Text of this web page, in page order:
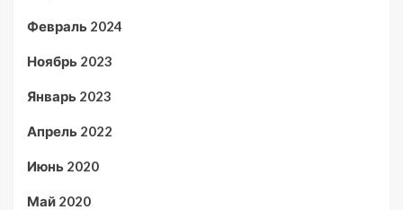
Февраль 2024
Ноябрь 2023
Январь 2023
Апрель 2022
Июнь 2020
Май 2020